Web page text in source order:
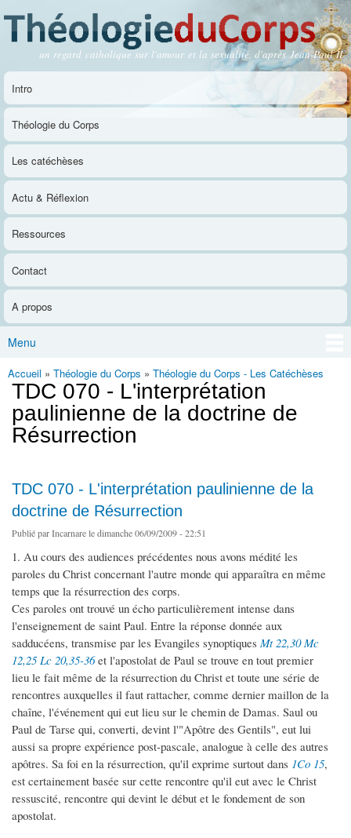
contenu
principal
Théologie du Corps
un regard catholique sur l'amour et la sexualité, d'après Jean-Paul II
Menu principal
Intro
Théologie du Corps
Les catéchèses
Actu & Réflexion
Ressources
Contact
A propos
Menu
Vous êtes ici
Accueil » Théologie du Corps » Théologie du Corps - Les Catéchèses
TDC 070 - L'interprétation
paulinienne de la doctrine de
Résurrection
TDC 070 - L'interprétation paulinienne de la
doctrine de Résurrection
Publié parIncarnarele dimanche 06/09/2009 - 22:51
1. Au cours des audiences précédentes nous avons médité les
paroles du Christ concernant l'autre monde qui apparaîtra en même
temps que la résurrection des corps.
Ces paroles ont trouvé un écho particulièrement intense dans
l'enseignement de saint Paul. Entre la réponse donnée aux
sadducéens, transmise par les Evangiles synoptiques Mt 22,30 Mc
12,25 Lc 20,35-36et l'apostolat de Paul se trouve en tout premier
lieu le fait même de la résurrection du Christ et toute une série de
rencontres auxquelles il faut rattacher, comme dernier maillon de la
chaîne, l'événement qui eut lieu sur le chemin de Damas. Saul ou
Paul de Tarse qui, converti, devint l'"Apôtre des Gentils", eut lui
aussi sa propre expérience post-pascale, analogue à celle des autres
apôtres. Sa foi en la résurrection, qu'il exprime surtout dans 1Co 15,
est certainement basée sur cette rencontre qu'il eut avec le Christ
ressuscité, rencontre qui devint le début et le fondement de son
apostolat.